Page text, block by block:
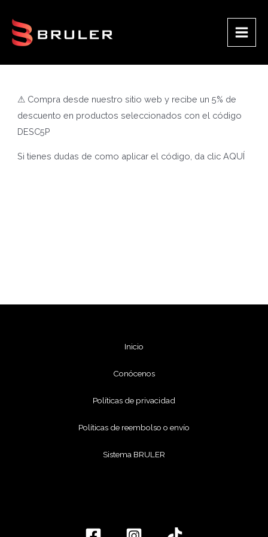
contenido
Main
⚠ Compra desde nuestro sitio web y recibe un 5% de
descuento en productos seleccionados con el código
DESC5P
Si tienes dudas de como aplicar el código, da clicAQUÍ
Inicio
Conócenos
Políticas de privacidad
Políticas de reembolso o envío
Sistema BRULER